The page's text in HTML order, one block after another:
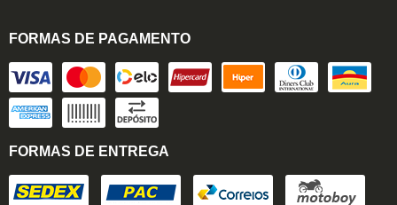
FORMAS DE PAGAMENTO
FORMAS DE ENTREGA